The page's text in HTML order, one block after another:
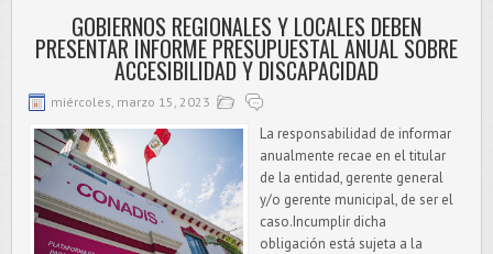
GOBIERNOS REGIONALES Y LOCALES DEBEN
PRESENTAR INFORME PRESUPUESTAL ANUAL SOBRE
ACCESIBILIDAD Y DISCAPACIDAD
miércoles, marzo 15, 2023
La responsabilidad de informar
anualmente recae en el titular
de la entidad, gerente general
y/o gerente municipal, de ser el
caso.Incumplir dicha
obligación está sujeta a la